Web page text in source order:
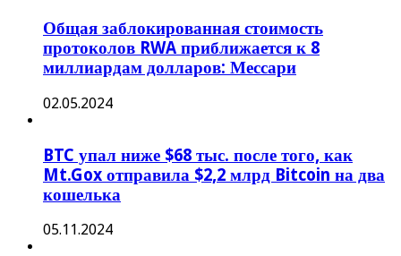
Общая заблокированная стоимость
протоколов RWA приближается к 8
миллиардам долларов: Мессари
02.05.2024
BTC упал ниже $68 тыс. после того, как
Mt.Gox отправила $2,2 млрд Bitcoin на два
кошелька
05.11.2024